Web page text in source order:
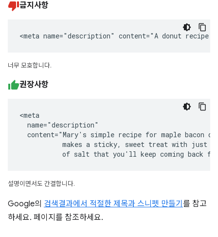
금지사항
<meta name="description" content="A donut
너무 모호합니다.
권장사항
<meta
  name="description"
content="Mary's simple recipe for maple bacon
makes a sticky, sweet treat with just a
of salt that you'll keep coming back
설명이면서도 간결합니다.
Google의 검색결과에서 적절한 제목과 스니펫 만들기 를 참고
하세요. 페이지를 참조하세요.